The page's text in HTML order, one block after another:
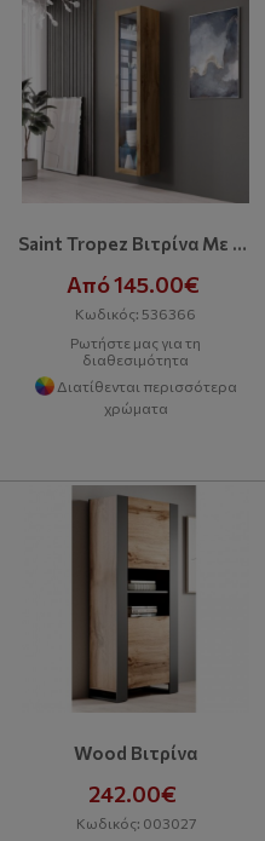
Saint Tropez Βιτρίνα Με Γυαλί 180 Dab Wotan
Από 145.00€
Κωδικός: 536366
Ρωτήστε μας για τη
διαθεσιμότητα
Διατίθενται περισσότερα
χρώματα
Wood Βιτρίνα
242.00€
Κωδικός: 003027